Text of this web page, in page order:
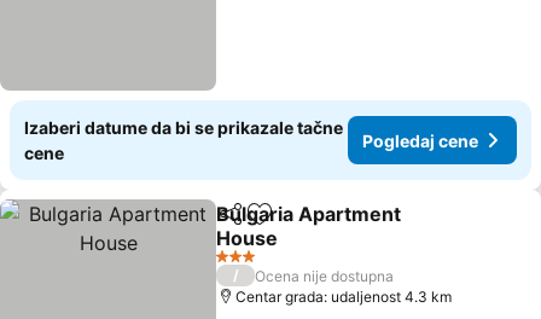
Izaberi datume da bi se prikazale tačne
cene
Pogledaj cene
Deli Dodati u favorite
Bulgaria Apartment
House
Pogledaj cene
3 Zvezdice
/
Ocena nije dostupna
Centar grada: udaljenost 4.3 km